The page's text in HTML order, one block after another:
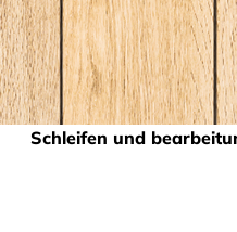
Schleifen und